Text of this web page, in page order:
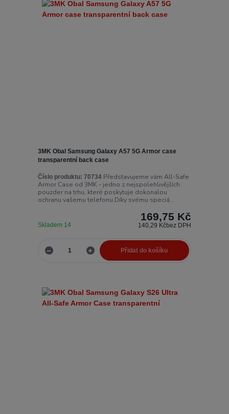
3MK Obal Samsung Galaxy A57 5G Armor case
transparentní back case
Číslo produktu: 70734Představujeme vám All-Safe
Armor Case od 3MK - jedno z nejspolehlivějších
pouzder na trhu, které poskytuje dokonalou
ochranu vašemu telefonu.Díky svému speciá...
169,75 Kč
140,29 Kčbez DPH
Skladem 14
Přidat do košíku